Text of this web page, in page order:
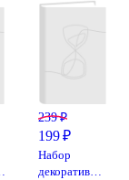
239 ₽
199 ₽
Набор
декоративных